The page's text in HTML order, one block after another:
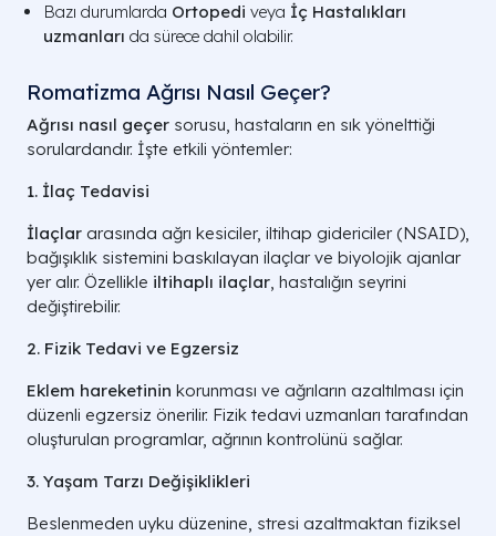
Bazı durumlarda Ortopedi veya İç Hastalıkları
uzmanları da sürece dahil olabilir.
Romatizma Ağrısı Nasıl Geçer?
Ağrısı nasıl geçer sorusu, hastaların en sık yönelttiği
sorulardandır. İşte etkili yöntemler:
1. İlaç Tedavisi
İlaçlar arasında ağrı kesiciler, iltihap gidericiler (NSAID),
bağışıklık sistemini baskılayan ilaçlar ve biyolojik ajanlar
yer alır. Özellikle iltihaplı ilaçlar, hastalığın seyrini
değiştirebilir.
2. Fizik Tedavi ve Egzersiz
Eklem hareketinin korunması ve ağrıların azaltılması için
düzenli egzersiz önerilir. Fizik tedavi uzmanları tarafından
oluşturulan programlar, ağrının kontrolünü sağlar.
3. Yaşam Tarzı Değişiklikleri
Beslenmeden uyku düzenine, stresi azaltmaktan fiziksel